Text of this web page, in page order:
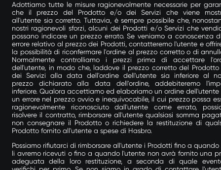
Adottiamo tutte le misure ragionevolmente necessarie per
che il prezzo del Prodotto e/o dei Servizi che viene
all'utente sia corretto. Tuttavia, è sempre possibile che,
nostri ragionevoli sforzi, alcuni dei Prodotti e/o Servizi che
possano indicare un prezzo errato. Se veniamo a conoscenza
errore relativo al prezzo dei Prodotti, contatteremo l'utente e
la possibilità di riconfermare l'ordine al prezzo corretto o di
Normalmente controlliamo i prezzi prima di accettare
dell'utente, in modo che, laddove il prezzo corretto del
dei Servizi alla data dell'ordine dell'utente sia inferiore al
prezzo dichiarato alla data dell'ordine, addebiteremo
inferiore. Qualora accettiamo ed elaboriamo un ordine dell'utente
un errore nel prezzo ovvio e inequivocabile, il cui prezzo possa
ragionevolmente riconosciuto dall'utente come errato,
risolvere il contratto, rimborsare all'utente qualsiasi somma
non consegnare il Prodotto o richiedere la restituzione di
Prodotto fornito all'utente a spese di Hasbro.
Possiamo rifiutarci di rimborsare all'utente i Prodotti fino a quando
li avremo ricevuti o fino a quando l'utente non avrà fornito una
adeguata della loro restituzione, a seconda di quale